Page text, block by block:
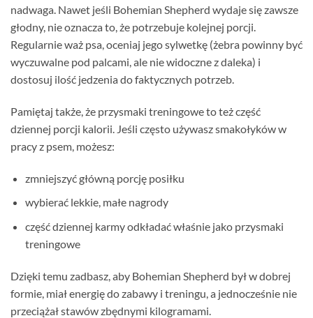
nadwaga. Nawet jeśli Bohemian Shepherd wydaje się zawsze
głodny, nie oznacza to, że potrzebuje kolejnej porcji.
Regularnie waż psa, oceniaj jego sylwetkę (żebra powinny być
wyczuwalne pod palcami, ale nie widoczne z daleka) i
dostosuj ilość jedzenia do faktycznych potrzeb.
Pamiętaj także, że przysmaki treningowe to też część
dziennej porcji kalorii. Jeśli często używasz smakołyków w
pracy z psem, możesz:
zmniejszyć główną porcję posiłku
wybierać lekkie, małe nagrody
część dziennej karmy odkładać właśnie jako przysmaki
treningowe
Dzięki temu zadbasz, aby Bohemian Shepherd był w dobrej
formie, miał energię do zabawy i treningu, a jednocześnie nie
przeciążał stawów zbędnymi kilogramami.